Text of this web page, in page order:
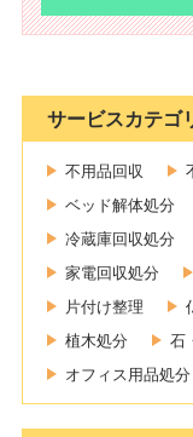
サービスカテゴ
不用品回収
ベッド解体処分
冷蔵庫回収処分
家電回収処分
片付け整理
植木処分
石
オフィス用品処分